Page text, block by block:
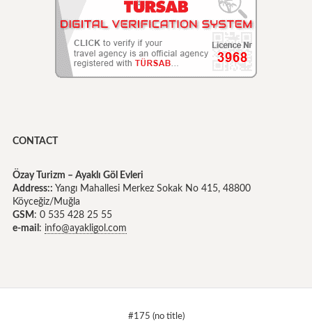
CONTACT
Özay Turizm – Ayaklı Göl Evleri
Address:: Yangı Mahallesi Merkez Sokak No 415, 48800
Köyceğiz/Muğla
GSM : 0 535 428 25 55
e-mail : info@ayakligol.com
#175 (no title)